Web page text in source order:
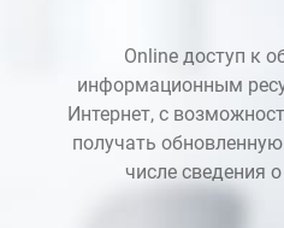
Online доступ к
информационным
Интернет, с
получать
числе сведения